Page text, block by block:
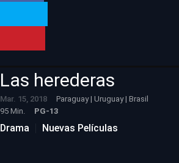
Las herederas
Mar. 15, 2018
Paraguay | Uruguay | Brasil
95 Min.
PG-13
Drama Nuevas Películas